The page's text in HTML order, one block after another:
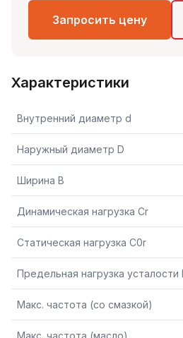
Запросить цену
Характеристики
Внутренний диаметр d
Наружный диаметр D
Ширина B
Динамическая нагрузка Cr
Статическая нагрузка C0r
Предельная нагрузка усталости
Макс. частота (со смазкой)
Макс. частота (масло)